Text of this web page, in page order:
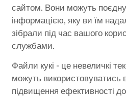
сайтом. Вони можуть
інформацією, яку ви їм
зібрали під час вашого
службами.
Файли кукі - це невеличкі
можуть використовуватись
підвищення ефективності